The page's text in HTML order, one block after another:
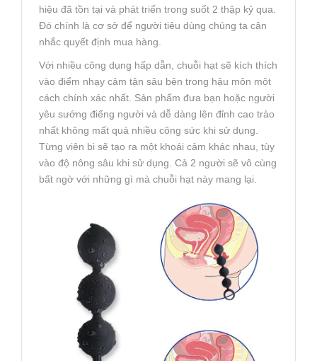
hiệu đã tồn tại và phát triển trong suốt 2 thập kỷ qua.
Đó chính là cơ sở để người tiêu dùng chúng ta cân
nhắc quyết định mua hàng.
Với nhiều công dụng hấp dẫn, chuỗi hạt sẽ kích thích
vào điểm nhạy cảm tận sâu bên trong hậu môn một
cách chính xác nhất. Sản phẩm đưa bạn hoặc người
yêu sướng điếng người và dễ dàng lên đỉnh cao trào
nhất không mất quá nhiều công sức khi sử dụng.
Từng viên bi sẽ tạo ra một khoái cảm khác nhau, tùy
vào độ nông sâu khi sử dụng. Cả 2 người sẽ vô cùng
bất ngờ với những gì mà chuỗi hạt này mang lại.